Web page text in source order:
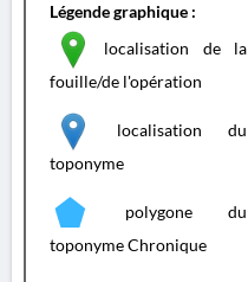
Légende graphique :
localisation de la
fouille/de l'opération
localisation du
toponyme
polygone du
toponyme Chronique